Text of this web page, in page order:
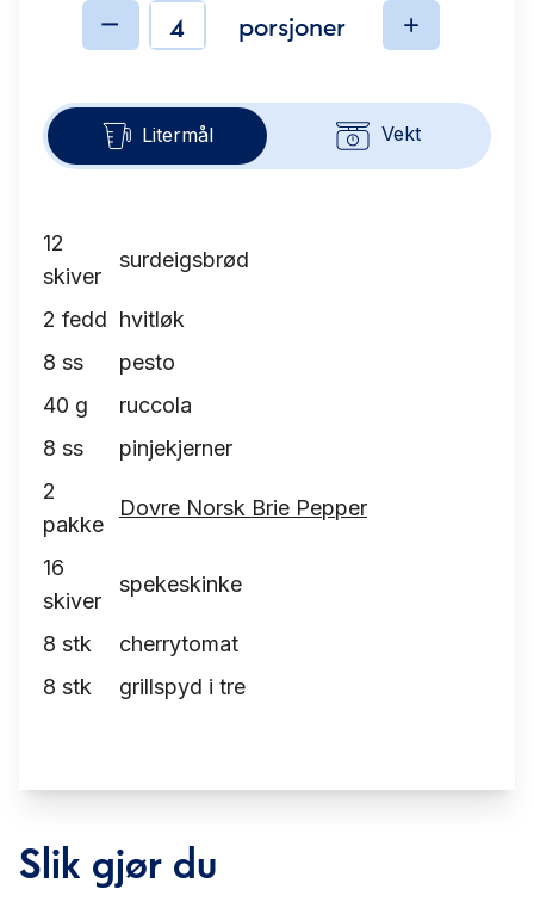
Ingredienserporsjoner
Litermål Vekt
12
skiver
surdeigsbrød
2 fedd hvitløk
8 ss
pesto
40 g
ruccola
8 ss
pinjekjerner
2
pakke
Dovre Norsk Brie Pepper
16
skiver
spekeskinke
8 stk
cherrytomat
8 stk grillspyd i tre
Slik gjør du